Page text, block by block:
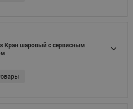
Кран шаровый с сервисным